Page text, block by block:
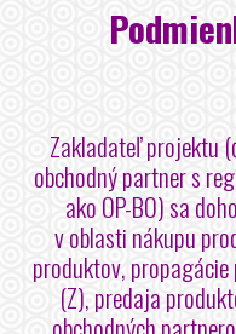
Zakladateľ projektu
obchodný partner s
ako OP-BO) sa
v oblasti nákupu
produktov,
(Z), predaja